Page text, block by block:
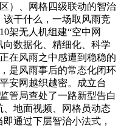
）、网格四级联动的智治
该干什么，一场取风雨竞
架无人机组建“空中网
数据化、精细化、科学
在风雨之中感遭到稳稳的
是风雨事后的常态化闭环
安网越织越密。成立台
管局查处了一路新型告白
、地面视频、网格员动态
通过下层智治小法式，